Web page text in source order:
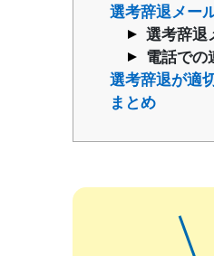
選考辞退メー
選考辞退
電話での
選考辞退が適
まとめ